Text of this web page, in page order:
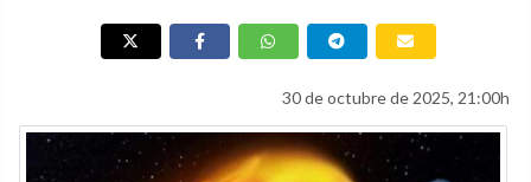
30 de octubre de 2025, 21:00h